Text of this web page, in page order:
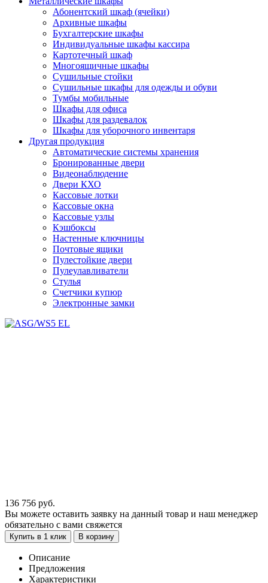
Абонентский шкаф (ячейки)
Архивные шкафы
Бухгалтерские шкафы
Индивидуальные шкафы кассира
Картотечный шкаф
Многоящичные шкафы
Сушильные стойки
Сушильные шкафы для одежды и обуви
Тумбы мобильные
Шкафы для офиса
Шкафы для раздевалок
Шкафы для уборочного инвентаря
Другая продукция
Автоматические системы хранения
Бронированные двери
Видеонаблюдение
Двери КХО
Кассовые лотки
Кассовые окна
Кассовые узлы
Кэшбоксы
Настенные ключницы
Почтовые ящики
Пулестойкие двери
Пулеулавливатели
Стулья
Счетчики купюр
Электронные замки
136 756 руб.
Вы можете оставить заявку на данный товар и наш менеджер
обязательно с вами свяжется
Купить в 1 клик В корзину
Описание
Предложения
Характеристики